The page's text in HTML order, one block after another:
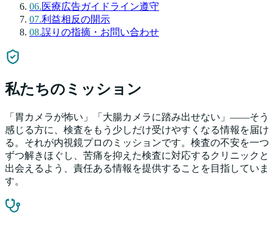
06.医療広告ガイドライン遵守
07.利益相反の開示
08.誤りの指摘・お問い合わせ
私たちのミッション
「胃カメラが怖い」「大腸カメラに踏み出せない」——そう
感じる方に、検査をもう少しだけ受けやすくなる情報を届け
る。それが内視鏡プロのミッションです。検査の不安を一つ
ずつ解きほぐし、苦痛を抑えた検査に対応するクリニックと
出会えるよう、責任ある情報を提供することを目指していま
す。